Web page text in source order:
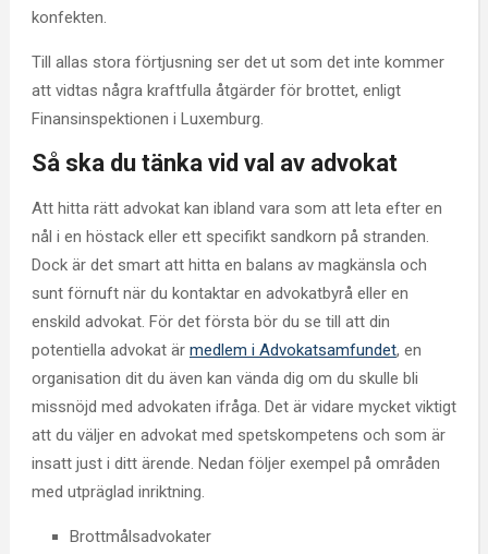
konfekten.
Till allas stora förtjusning ser det ut som det inte kommer
att vidtas några kraftfulla åtgärder för brottet, enligt
Finansinspektionen i Luxemburg.
Så ska du tänka vid val av advokat
Att hitta rätt advokat kan ibland vara som att leta efter en
nål i en höstack eller ett specifikt sandkorn på stranden.
Dock är det smart att hitta en balans av magkänsla och
sunt förnuft när du kontaktar en advokatbyrå eller en
enskild advokat. För det första bör du se till att din
potentiella advokat är medlem i Advokatsamfundet, en
organisation dit du även kan vända dig om du skulle bli
missnöjd med advokaten ifråga. Det är vidare mycket viktigt
att du väljer en advokat med spetskompetens och som är
insatt just i ditt ärende. Nedan följer exempel på områden
med utpräglad inriktning.
Brottmålsadvokater